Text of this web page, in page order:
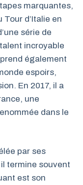
marquantes,
d’Italie en
série de
incroyable
également
espoirs,
En 2017, il a
une
dans le
par ses
termine souvent
est son